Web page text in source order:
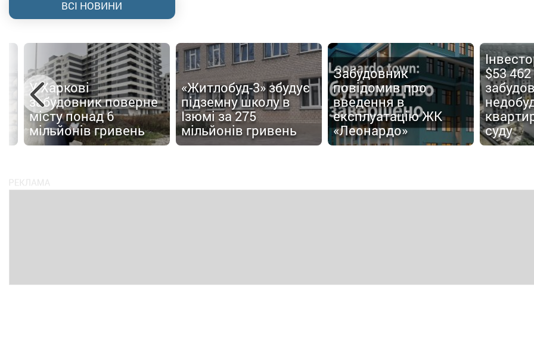
ВСІ НОВИНИ
У Харкові
забудовник поверне
місту понад 6
мільйонів гривень
«Житлобуд-3» збудує
підземну школу в
Ізюмі за 275
мільйонів гривень
Забудовник
повідомив про
введення в
експлуатацію ЖК
«Леонардо»
$53 462
суду